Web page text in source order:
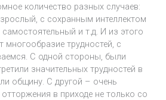
количество разных случаев:
с сохранным интеллектом
и т.д. И из этого
многообразие трудностей, с
С одной стороны, были
значительных трудностей в
общину. С другой – очень
в приходе не только со